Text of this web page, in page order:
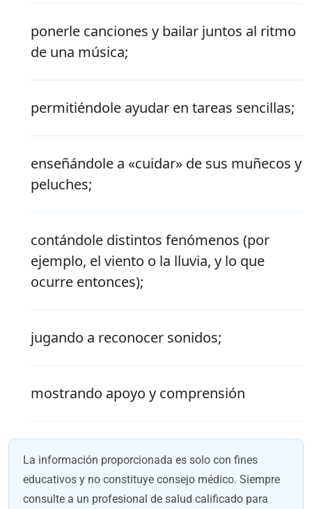
ponerle canciones y bailar juntos al ritmo
de una música;
permitiéndole ayudar en tareas sencillas;
enseñándole a «cuidar» de sus muñecos y
peluches;
contándole distintos fenómenos (por
ejemplo, el viento o la lluvia, y lo que
ocurre entonces);
jugando a reconocer sonidos;
mostrando apoyo y comprensión
La información proporcionada es solo con fines
educativos y no constituye consejo médico. Siempre
consulte a un profesional de salud calificado para